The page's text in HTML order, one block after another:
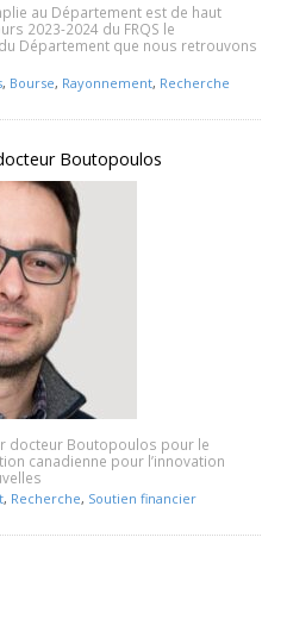
au Département est de haut
2023-2024 du FRQS le
Département que nous retrouvons
, Bourse, Rayonnement, Recherche
Boutopoulos
docteur Boutopoulos pour le
canadienne pour l’innovation
, Recherche, Soutien financier